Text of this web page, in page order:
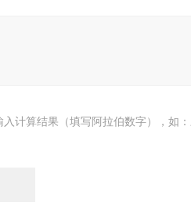
入计算结果（填写阿拉伯数字），如